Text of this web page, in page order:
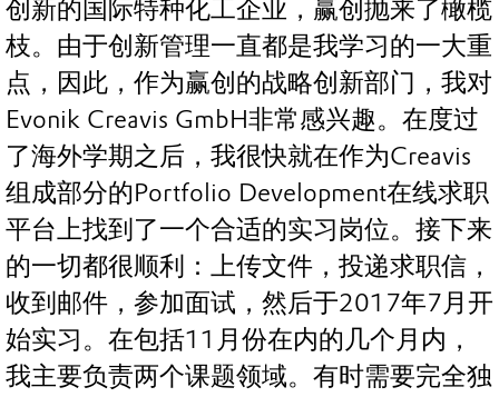
创新的国际特种化工企业，赢创抛来了橄榄
枝。由于创新管理一直都是我学习的一大重
点，因此，作为赢创的战略创新部门，我对
Evonik Creavis GmbH非常感兴趣。在度过
了海外学期之后，我很快就在作为Creavis
组成部分的Portfolio Development在线求职
平台上找到了一个合适的实习岗位。接下来
的一切都很顺利：上传文件，投递求职信，
收到邮件，参加面试，然后于2017年7月开
始实习。在包括11月份在内的几个月内，
我主要负责两个课题领域。有时需要完全独